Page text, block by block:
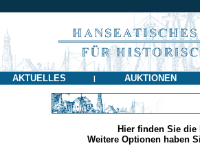
AKTUELLES | AUKTIONEN
Hier finden Sie
Weitere Optionen haben